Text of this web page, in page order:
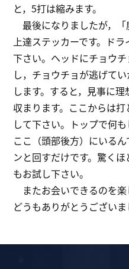
と，5打は縮みます。
最後になりましたが，
上達ステッカーです。ド
下さい。ヘッドにチョウ
し，チョウチョが逃げて
します。すると，見事に
収まります。ここからは
して下さい。トップで何
ここ（頭部後方）にいる
ンと回すだけです。驚く
もお試し下さい。
またお会いできるのを
どうもありがとうございま